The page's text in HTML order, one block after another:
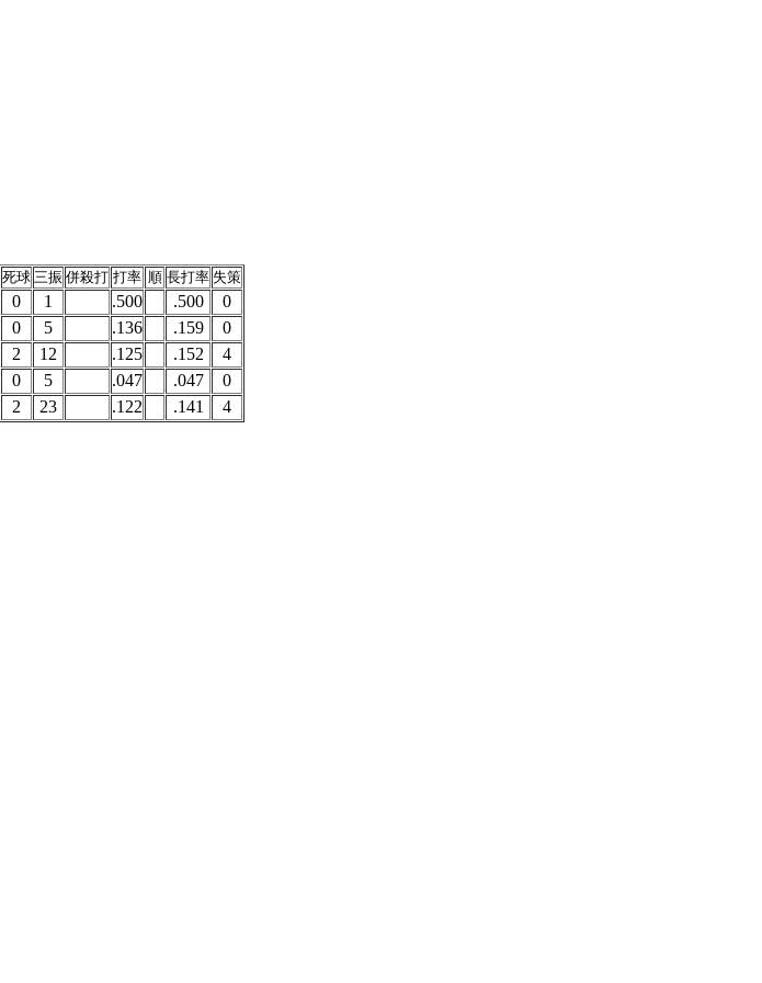
死球 三振 併殺打 打率 順 長打率 失策
0 1 .500 .500
0
0 5 .136 .159
0
2 12 .125 .152
4
0 5 .047 .047
0
2 23 .122 .141 4